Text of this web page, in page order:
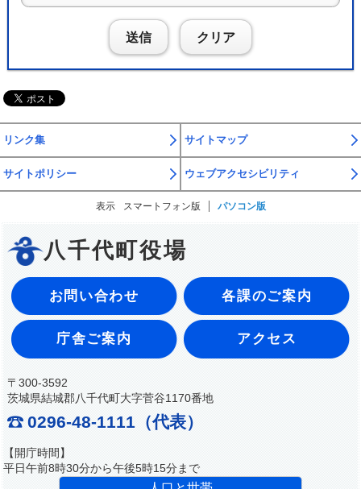
送信 クリア
リンク集 サイトマップ
サイトポリシー ウェブアクセシビリティ
表示 スマートフォン版 パソコン版
八千代町役場
お問い合わせ 各課のご案内
庁舎ご案内 アクセス
〒300-3592
茨城県結城郡八千代町大字菅谷1170番地
0296-48-1111（代表）
【開庁時間】
平日午前8時30分から午後5時15分まで